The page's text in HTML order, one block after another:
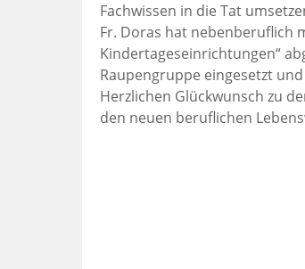
Fachwissen in die Tat
Fr. Doras hat nebenberuflich
Kindertageseinrichtungen“
Raupengruppe eingesetzt
Herzlichen Glückwunsch zu
den neuen beruflichen